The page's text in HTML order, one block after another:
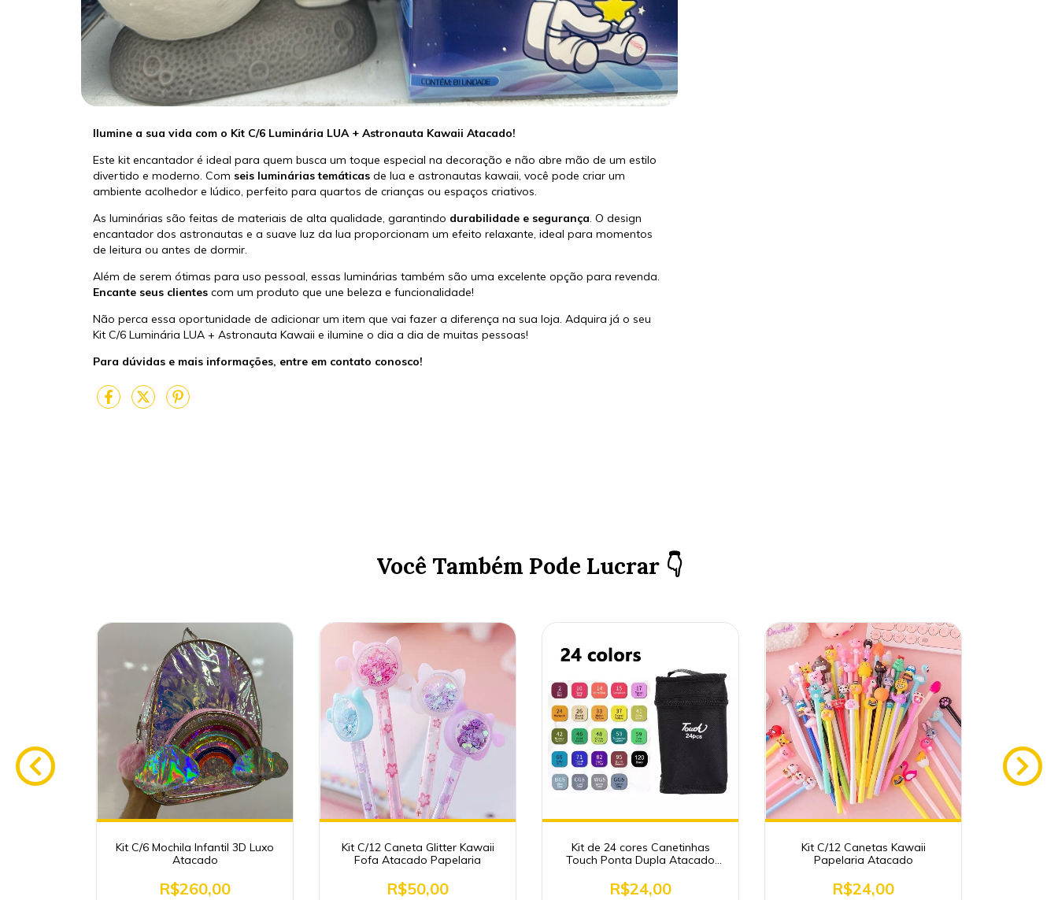
Ilumine a sua vida com o Kit C/6 Luminária LUA + Astronauta Kawaii Atacado!
Este kit encantador é ideal para quem busca um toque especial na decoração e não abre mão de um estilo
divertido e moderno. Com seis luminárias temáticas de lua e astronautas kawaii, você pode criar um
ambiente acolhedor e lúdico, perfeito para quartos de crianças ou espaços criativos.
As luminárias são feitas de materiais de alta qualidade, garantindo durabilidade e segurança. O design
encantador dos astronautas e a suave luz da lua proporcionam um efeito relaxante, ideal para momentos
de leitura ou antes de dormir.
Além de serem ótimas para uso pessoal, essas luminárias também são uma excelente opção para revenda.
Encante seus clientes com um produto que une beleza e funcionalidade!
Não perca essa oportunidade de adicionar um item que vai fazer a diferença na sua loja. Adquira já o seu
Kit C/6 Luminária LUA + Astronauta Kawaii e ilumine o dia a dia de muitas pessoas!
Para dúvidas e mais informações, entre em contato conosco!
Você Também Pode Lucrar 👇
Kit C/6 Mochila Infantil 3D Luxo
Atacado
R$260,00
Kit C/12 Caneta Glitter Kawaii
Fofa Atacado Papelaria
R$50,00
Kit de 24 cores Canetinhas
Touch Ponta Dupla Atacado
R$24,00
Kit C/12 Canetas Kawaii
Papelaria Atacado
R$24,00